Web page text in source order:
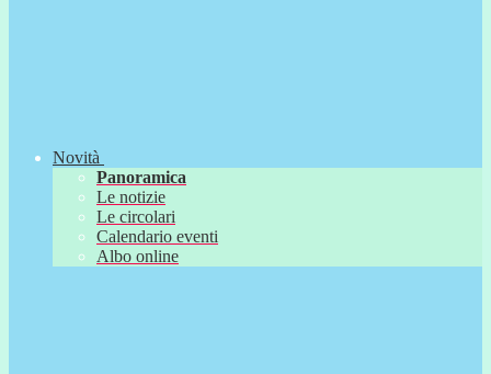
Novità
Panoramica
Le notizie
Le circolari
Calendario eventi
Albo online